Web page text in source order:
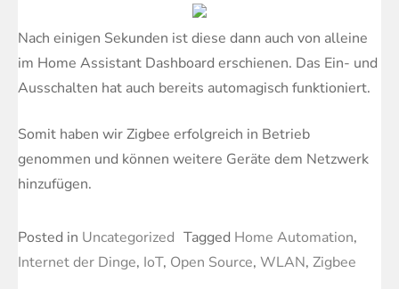
Nach einigen Sekunden ist diese dann auch von alleine
im Home Assistant Dashboard erschienen. Das Ein- und
Ausschalten hat auch bereits automagisch funktioniert.
Somit haben wir Zigbee erfolgreich in Betrieb
genommen und können weitere Geräte dem Netzwerk
hinzufügen.
Posted in Uncategorized Tagged Home Automation,
Internet der Dinge, IoT, Open Source, WLAN, Zigbee